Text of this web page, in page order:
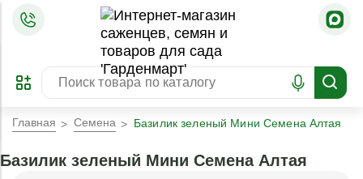
ПРЕДЗАКАЗ
ЗАБРОНИРОВАТЬ
ЛУЧШЕЕ
Главная Семена Базилик зеленый Мини Семена Алтая
Базилик зеленый Мини Семена Алтая